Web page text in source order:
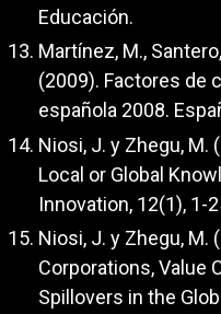
Educación.
Martínez, M.,
(2009). Factores de
española 2008.
Niosi, J. y Zhegu, M.
Local or Global
Innovation, 12(1), 1-
Niosi, J. y Zhegu, M.
Corporations, Value
Spillovers in the